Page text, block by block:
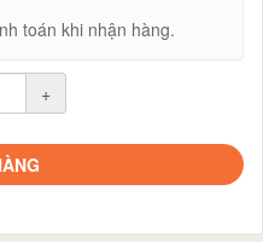
toán khi nhận hàng.
+